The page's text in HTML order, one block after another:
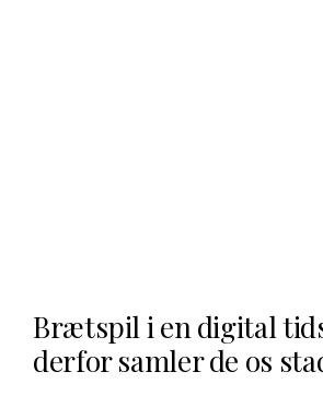
Brætspil i en digital
derfor samler de os